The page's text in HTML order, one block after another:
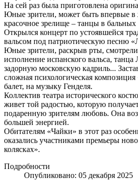
На сей раз была приготовлена
Юные зрители, может быть впервые в
красочное зрелище – танцы в
Открылся концерт по устоявшейся
вальсом под патриотическую песню
Юные зрители, раскрыв рты,
исполнение испанского вальса,
задорную московскую кадриль...
сложная психологическая композиция
балет, на музыку Генделя.
Коллектив театра исторического
живет той радостью, которую
подаренную зрителям любовь. Она
большей энергией.
Обитателям «Чайки» в этот раз
оказались участниками премьеры
колясках».
Подробности
Опубликовано: 05 декабря 2025